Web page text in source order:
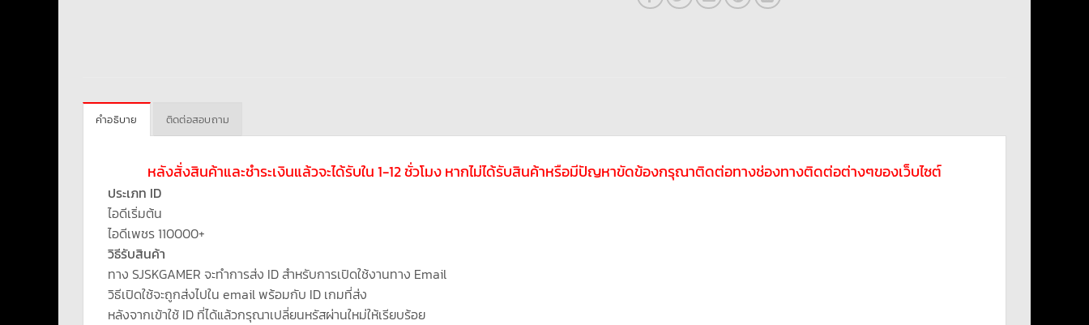
คำอธิบาย ติดต่อสอบถาม
หลังสั่งสินค้าและชำระเงินแล้วจะได้รับใน 1-12 ชั่วโมง หากไม่ได้รับสินค้าหรือมีปัญหาขัดข้องกรุณาติดต่อทางช่องทางติดต่อต่างๆของเว็บไซต์
ประเภท ID
ไอดีเริ่มต้น
ไอดีเพชร 110000+
วิธีรับสินค้า
ทาง SJSKGAMER จะทำการส่ง ID สำหรับการเปิดใช้งานทาง Email
วิธีเปิดใช้จะถูกส่งไปใน email พร้อมกับ ID เกมที่ส่ง
หลังจากเข้าใช้ ID ที่ได้แล้วกรุณาเปลี่ยนหรัสผ่านใหม่ให้เรียบร้อย